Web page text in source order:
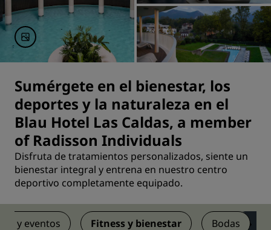
Sumérgete en el bienestar, los
deportes y la naturaleza en el
Blau Hotel Las Caldas, a member
of Radisson Individuals
Disfruta de tratamientos personalizados, siente un
bienestar integral y entrena en nuestro centro
deportivo completamente equipado.
y eventos Fitness y bienestar Bodas